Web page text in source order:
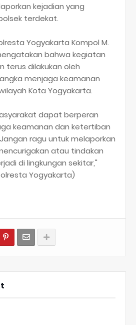
kejadian yang
terdekat.
Yogyakarta Kompol M.
bahwa kegiatan
terus dilakukan oleh
menjaga keamanan
Kota Yogyakarta.
dapat berperan
keamanan dan ketertiban
ragu untuk melaporkan
atau tindakan
di lingkungan sekitar,"
Yogyakarta)